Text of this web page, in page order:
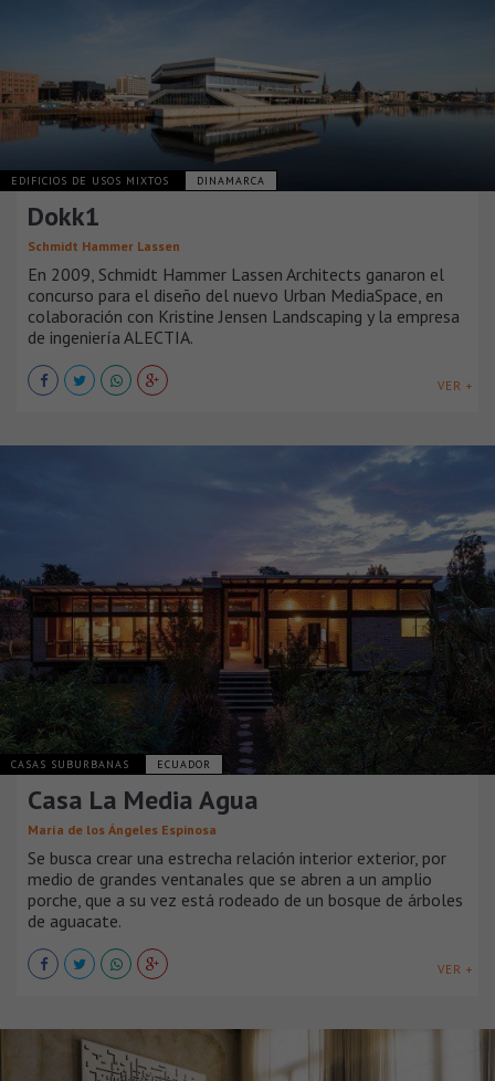
EDIFICIOS DE USOS MIXTOS DINAMARCA
Dokk1
Schmidt Hammer Lassen
En 2009, Schmidt Hammer Lassen Architects ganaron el
concurso para el diseño del nuevo Urban MediaSpace, en
colaboración con Kristine Jensen Landscaping y la empresa
de ingeniería ALECTIA.
VER +
CASAS SUBURBANAS ECUADOR
Casa La Media Agua
María de los Ángeles Espinosa
Se busca crear una estrecha relación interior exterior, por
medio de grandes ventanales que se abren a un amplio
porche, que a su vez está rodeado de un bosque de árboles
de aguacate.
VER +